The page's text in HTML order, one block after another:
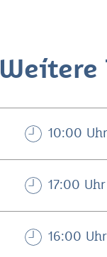
Weitere
10:00 Uhr
17:00 Uhr
16:00 Uhr